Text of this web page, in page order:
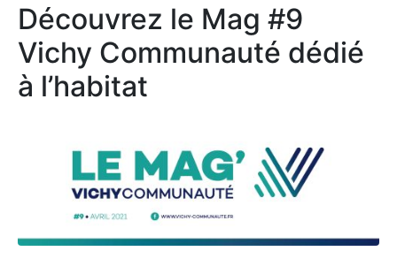
Découvrez le Mag #9
Vichy Communauté dédié
à l’habitat